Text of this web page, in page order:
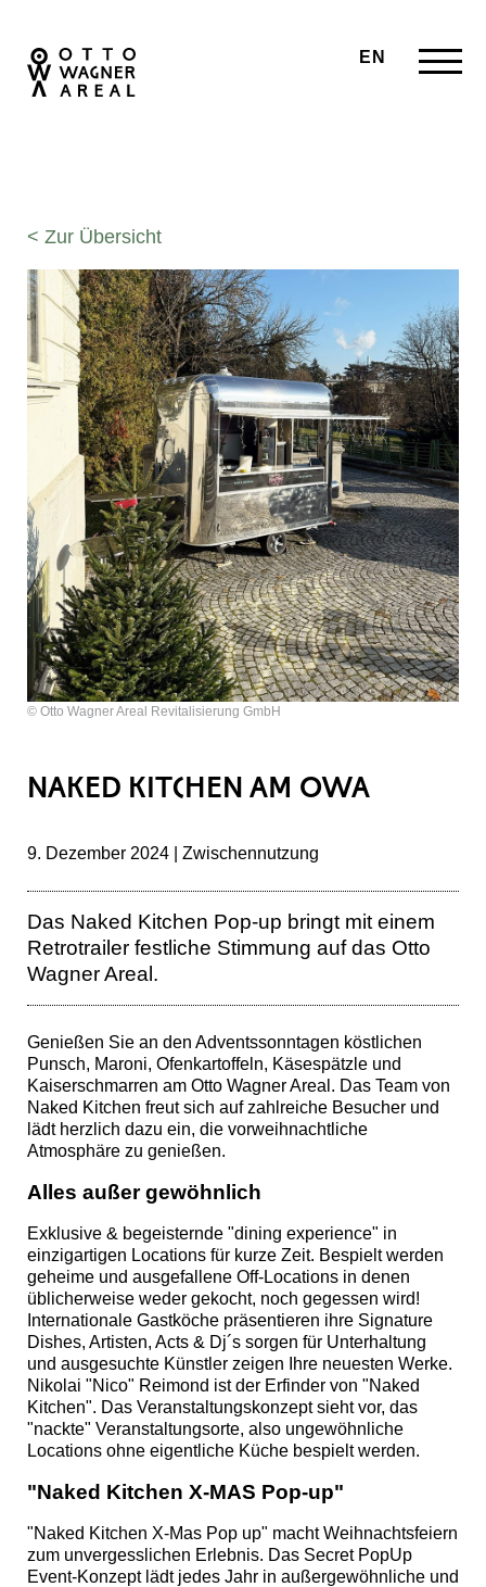
EN
< Zur Übersicht
© Otto Wagner Areal Revitalisierung GmbH
NAKED KITCHEN AM OWA
9. Dezember 2024 | Zwischennutzung
Das Naked Kitchen Pop-up bringt mit einem
Retrotrailer festliche Stimmung auf das Otto
Wagner Areal.
Genießen Sie an den Adventssonntagen köstlichen
Punsch, Maroni, Ofenkartoffeln, Käsespätzle und
Kaiserschmarren am Otto Wagner Areal. Das Team von
Naked Kitchen freut sich auf zahlreiche Besucher und
lädt herzlich dazu ein, die vorweihnachtliche
Atmosphäre zu genießen.
Alles außer gewöhnlich
Exklusive & begeisternde "dining experience" in
einzigartigen Locations für kurze Zeit. Bespielt werden
geheime und ausgefallene Off-Locations in denen
üblicherweise weder gekocht, noch gegessen wird!
Internationale Gastköche präsentieren ihre Signature
Dishes, Artisten, Acts & Dj´s sorgen für Unterhaltung
und ausgesuchte Künstler zeigen Ihre neuesten Werke.
Nikolai "Nico" Reimond ist der Erfinder von "Naked
Kitchen". Das Veranstaltungskonzept sieht vor, das
"nackte" Veranstaltungsorte, also ungewöhnliche
Locations ohne eigentliche Küche bespielt werden.
"Naked Kitchen X-MAS Pop-up"
"Naked Kitchen X-Mas Pop up" macht Weihnachtsfeiern
zum unvergesslichen Erlebnis. Das Secret PopUp
Event-Konzept lädt jedes Jahr in außergewöhnliche und